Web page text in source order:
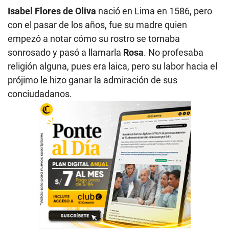
d
s
o
f
0
e
c
o
n
d
s
Isabel Flores de Oliva nació en Lima en 1586, pero
con el pasar de los años, fue su madre quien
empezó a notar cómo su rostro se tornaba
sonrosado y pasó a llamarla Rosa. No profesaba
religión alguna, pues era laica, pero su labor hacia el
prójimo le hizo ganar la admiración de sus
conciudadanos.